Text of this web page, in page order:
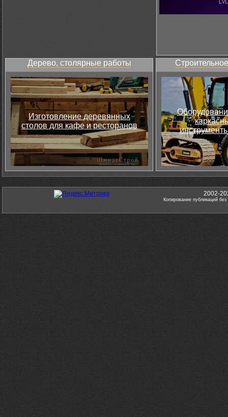
Дерево, столярные работы
Изготовление деревянных
столов для кафе и ресторанов
2002-
Копирование публикаций